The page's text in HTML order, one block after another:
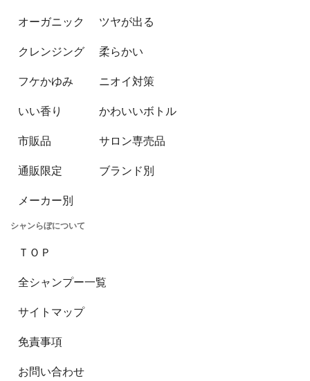
オーガニック ツヤが出る
クレンジング 柔らかい
フケかゆみ ニオイ対策
いい香り かわいいボトル
市販品 サロン専売品
通販限定 ブランド別
メーカー別
シャンらぼについて
ＴＯＰ
全シャンプー一覧
サイトマップ
免責事項
お問い合わせ